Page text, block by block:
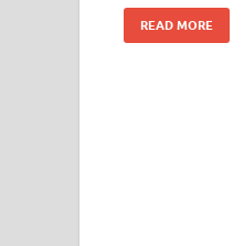
READ MORE